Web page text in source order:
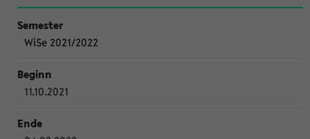
WiSe 2021/2022
11.10.2021